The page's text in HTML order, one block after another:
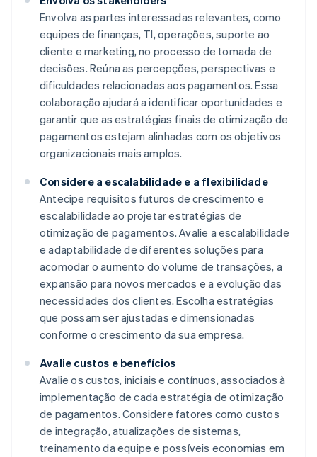
Envolva as partes interessadas relevantes, como
equipes de finanças, TI, operações, suporte ao
cliente e marketing, no processo de tomada de
decisões. Reúna as percepções, perspectivas e
dificuldades relacionadas aos pagamentos. Essa
colaboração ajudará a identificar oportunidades e
garantir que as estratégias finais de otimização de
pagamentos estejam alinhadas com os objetivos
organizacionais mais amplos.
Considere a escalabilidade e a flexibilidade
Antecipe requisitos futuros de crescimento e
escalabilidade ao projetar estratégias de
otimização de pagamentos. Avalie a escalabilidade
e adaptabilidade de diferentes soluções para
acomodar o aumento do volume de transações, a
expansão para novos mercados e a evolução das
necessidades dos clientes. Escolha estratégias
que possam ser ajustadas e dimensionadas
conforme o crescimento da sua empresa.
Avalie custos e benefícios
Avalie os custos, iniciais e contínuos, associados à
implementação de cada estratégia de otimização
de pagamentos. Considere fatores como custos
de integração, atualizações de sistemas,
treinamento da equipe e possíveis economias em